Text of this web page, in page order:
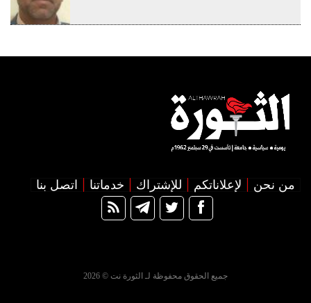
من نحن لإعلاناتكم للإشتراك خدماتنا اتصل بنا
جميع الحقوق محفوظة لـ الثورة نت © 2026